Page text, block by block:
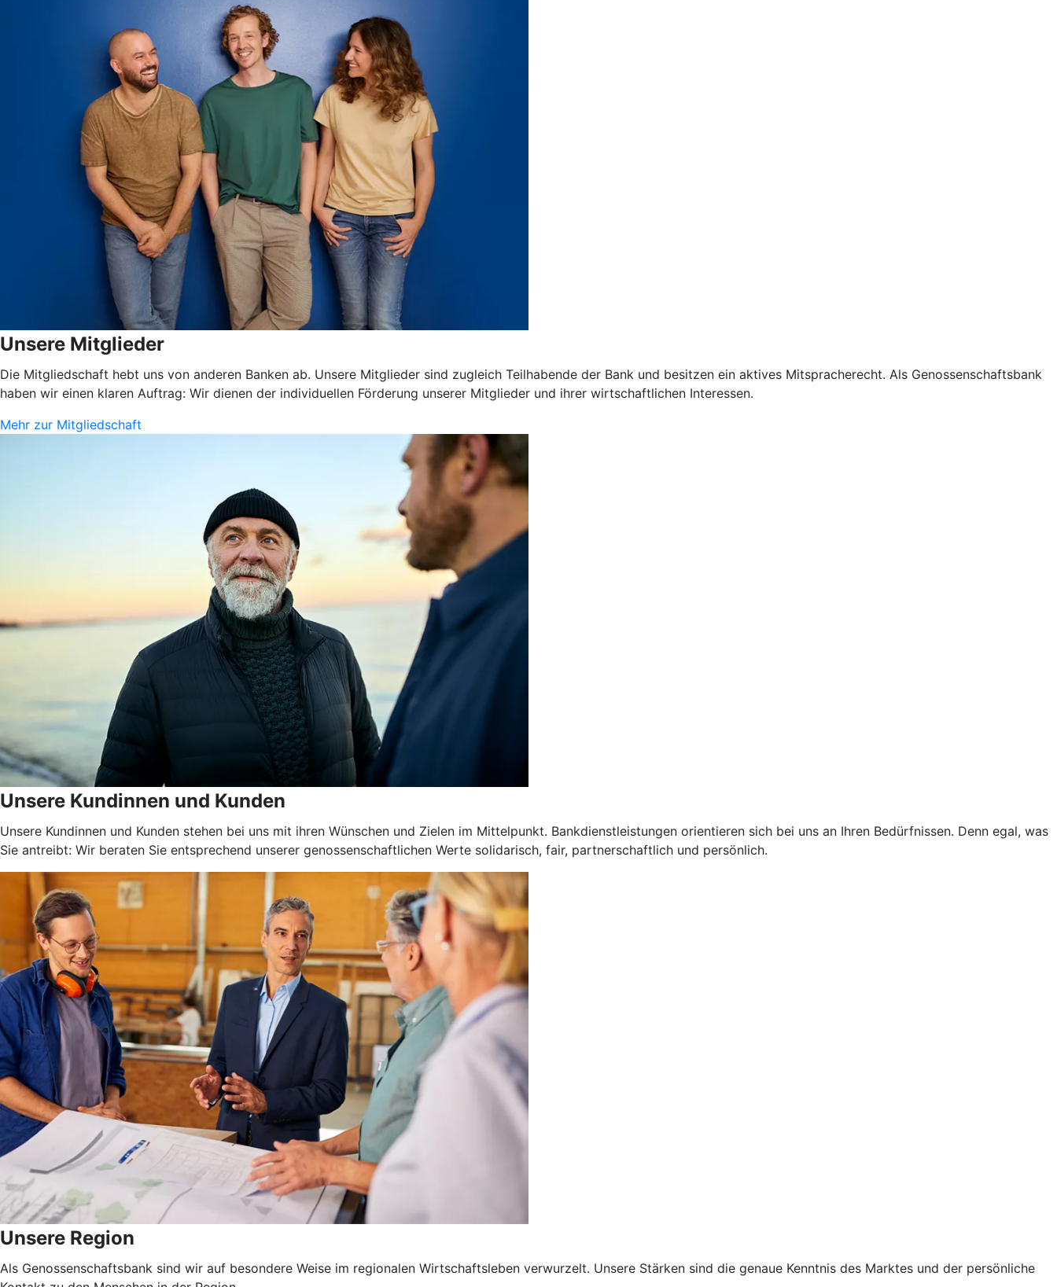
Unsere Mitglieder
Die Mitgliedschaft hebt uns von anderen Banken ab. Unsere Mitglieder sind zugleich Teilhabende der Bank und besitzen ein aktives Mitspracherecht. Als Genossenschaftsbank
haben wir einen klaren Auftrag: Wir dienen der individuellen Förderung unserer Mitglieder und ihrer wirtschaftlichen Interessen.
Mehr zur Mitgliedschaft
Unsere Kundinnen und Kunden
Unsere Kundinnen und Kunden stehen bei uns mit ihren Wünschen und Zielen im Mittelpunkt. Bankdienstleistungen orientieren sich bei uns an Ihren Bedürfnissen. Denn egal, was
Sie antreibt: Wir beraten Sie entsprechend unserer genossenschaftlichen Werte solidarisch, fair, partnerschaftlich und persönlich.
Unsere Region
Als Genossenschaftsbank sind wir auf besondere Weise im regionalen Wirtschaftsleben verwurzelt. Unsere Stärken sind die genaue Kenntnis des Marktes und der persönliche